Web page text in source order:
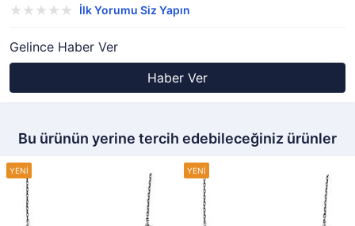
İlk Yorumu Siz Yapın
Gelince Haber Ver
Haber Ver
Bu ürünün yerine tercih edebileceğiniz ürünler